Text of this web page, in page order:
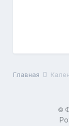
Главная
©